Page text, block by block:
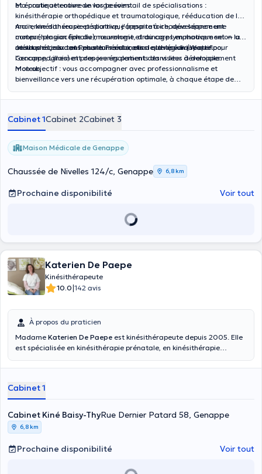
et écoute attentive de vos besoins.
Ma pratique couvre un large éventail de spécialisations :
kinésithérapie orthopédique et traumatologique, rééducation de la
main, kinésithérapie pédiatrique (respiratoire, développement
moteur, plagiocéphalie), neurologie, drainage lymphatique selon la
méthode Leduc et Renata Franca, ainsi que le suivi sportif.
Ancienne danseuse et sportive, j'apporte à chaque séance une
compréhension fine du mouvement et du corps en mouvement — un
atout précieux tant pour la rééducation orthopédique que pour
l'accompagnement des jeunes patients dans leur développement
moteur.
Je vous reçois dans plusieurs cabinets de la région (Waterloo,
Genappe, Lillois) et propose également des visites à domicile.
Mon objectif : vous accompagner avec professionnalisme et
bienveillance vers une récupération optimale, à chaque étape de
Cabinet 1Cabinet 2Cabinet 3
Maison Médicale de Genappe
Chaussée de Nivelles 124/c, Genappe 6,8 km
Prochaine disponibilité Voir tout
Katerien De Paepe
Kinésithérapeute
10.0|142 avis
À propos du praticien
Madame Katerien De Paepe est kinésithérapeute depuis 2005. Elle
est spécialisée en kinésithérapie prénatale, en kinésithérapie
certificat de kinésithérapie en périnéologie à l'UCL en 2008. Elle
N'hésitez plus et prenez rendez-vous !
Cabinet 1
Cabinet Kiné Baisy-ThyRue Dernier Patard 58, Genappe
6,8 km
Prochaine disponibilité Voir tout